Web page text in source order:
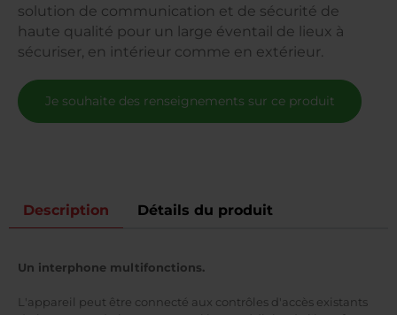
solution de communication et de sécurité de
haute qualité pour un large éventail de lieux à
sécuriser, en intérieur comme en extérieur.
Je souhaite des renseignements sur ce produit
Description Détails du produit
Un interphone multifonctions.
L'appareil peut être connecté aux contrôles d'accès existants